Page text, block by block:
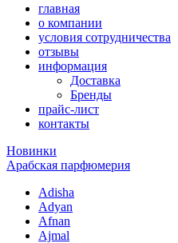
главная
о компании
условия сотрудничества
отзывы
информация
Доставка
Бренды
прайс-лист
контакты
Новинки
Арабская парфюмерия
Adisha
Adyan
Afnan
Ajmal